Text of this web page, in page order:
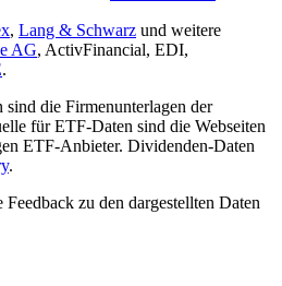
, Lang & Schwarz und weitere
AG, ActivFinancial, EDI,
.
die Firmenunterlagen der
für ETF-Daten sind die Webseiten
ETF-Anbieter. Dividenden-Daten
.
zu den dargestellten Daten